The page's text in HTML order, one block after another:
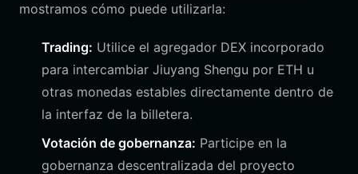
mostramos cómo puede utilizarla:
Trading: Utilice el agregador DEX incorporado
para intercambiar Jiuyang Shengu por ETH u
otras monedas estables directamente dentro de
la interfaz de la billetera.
Votación de gobernanza: Participe en la
gobernanza descentralizada del proyecto